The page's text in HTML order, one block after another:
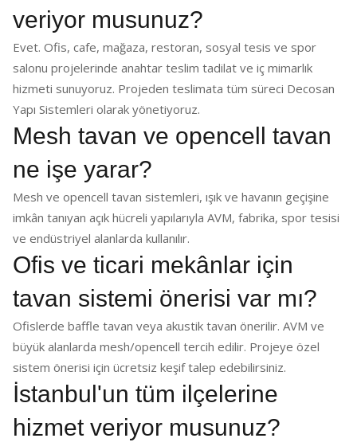
veriyor musunuz?
Evet. Ofis, cafe, mağaza, restoran, sosyal tesis ve spor
salonu projelerinde anahtar teslim tadilat ve iç mimarlık
hizmeti sunuyoruz. Projeden teslimata tüm süreci Decosan
Yapı Sistemleri olarak yönetiyoruz.
Mesh tavan ve opencell tavan
ne işe yarar?
Mesh ve opencell tavan sistemleri, ışık ve havanın geçişine
imkân tanıyan açık hücreli yapılarıyla AVM, fabrika, spor tesisi
ve endüstriyel alanlarda kullanılır.
Ofis ve ticari mekânlar için
tavan sistemi önerisi var mı?
Ofislerde baffle tavan veya akustik tavan önerilir. AVM ve
büyük alanlarda mesh/opencell tercih edilir. Projeye özel
sistem önerisi için ücretsiz keşif talep edebilirsiniz.
İstanbul'un tüm ilçelerine
hizmet veriyor musunuz?